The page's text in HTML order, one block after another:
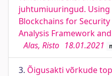
juhtumiuuringud. Using
Blockchains for
Analysis Framework
Alas, Risto 18.01.2021
3. Õigusakti võrkude